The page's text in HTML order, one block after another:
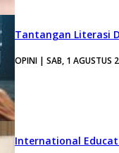
Tantangan Literasi
OPINI | SAB, 1 AGUSTUS
International